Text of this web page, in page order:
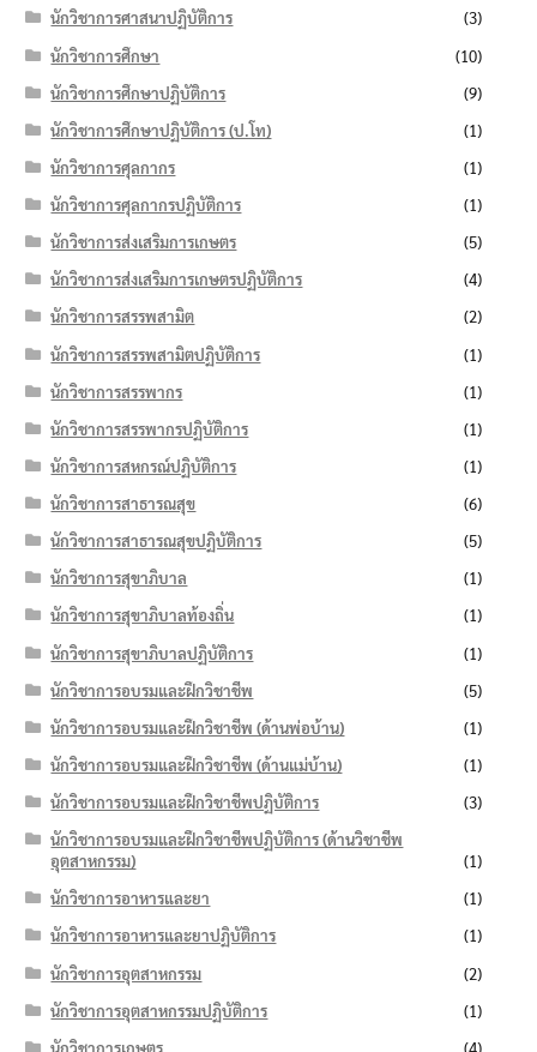
นักวิชาการศาสนาปฏิบัติการ
(3)
นักวิชาการศึกษา
(10)
นักวิชาการศึกษาปฏิบัติการ
(9)
นักวิชาการศึกษาปฏิบัติการ (ป.โท)
(1)
นักวิชาการศุลกากร
(1)
นักวิชาการศุลกากรปฏิบัติการ
(1)
นักวิชาการส่งเสริมการเกษตร
(5)
นักวิชาการส่งเสริมการเกษตรปฏิบัติการ
(4)
นักวิชาการสรรพสามิต
(2)
นักวิชาการสรรพสามิตปฏิบัติการ
(1)
นักวิชาการสรรพากร
(1)
นักวิชาการสรรพากรปฏิบัติการ
(1)
นักวิชาการสหกรณ์ปฏิบัติการ
(1)
นักวิชาการสาธารณสุข
(6)
นักวิชาการสาธารณสุขปฏิบัติการ
(5)
นักวิชาการสุขาภิบาล
(1)
นักวิชาการสุขาภิบาลท้องถิ่น
(1)
นักวิชาการสุขาภิบาลปฏิบัติการ
(1)
นักวิชาการอบรมและฝึกวิชาชีพ
(5)
นักวิชาการอบรมและฝึกวิชาชีพ (ด้านพ่อบ้าน)
(1)
นักวิชาการอบรมและฝึกวิชาชีพ (ด้านแม่บ้าน)
(1)
นักวิชาการอบรมและฝึกวิชาชีพปฏิบัติการ
(3)
นักวิชาการอบรมและฝึกวิชาชีพปฏิบัติการ (ด้านวิชาชีพ
อุตสาหกรรม)
(1)
นักวิชาการอาหารและยา
(1)
นักวิชาการอาหารและยาปฏิบัติการ
(1)
นักวิชาการอุตสาหกรรม
(2)
นักวิชาการอุตสาหกรรมปฏิบัติการ
(1)
นักวิชาการเกษตร
(4)